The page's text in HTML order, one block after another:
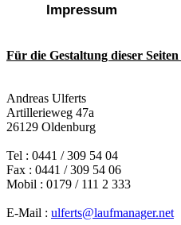
Impressum
Für die Gestaltung dieser
Andreas Ulferts
Artillerieweg 47a
26129 Oldenburg
Tel : 0441 / 309 54 04
Fax : 0441 / 309 54 06
Mobil : 0179 / 111 2 333
E-Mail : ulferts@laufmanager.net